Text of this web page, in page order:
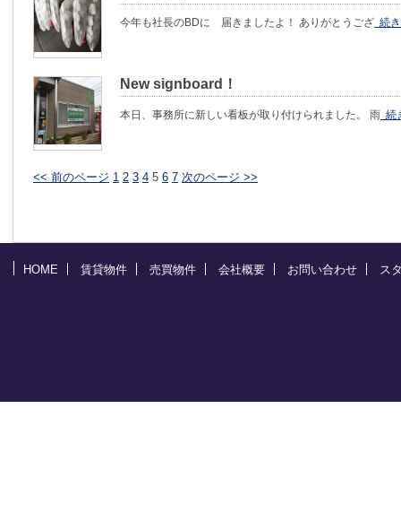
今年も社長のBDに 届きましたよ！ ありがとうござ 続
New signboard！
本日、事務所に新しい看板が取り付けられました。 雨 続
<< 前のページ 1 2 3 4 5 6 7 次のページ >>
HOME 賃貸物件 売買物件 会社概要 お問い合わせ ス